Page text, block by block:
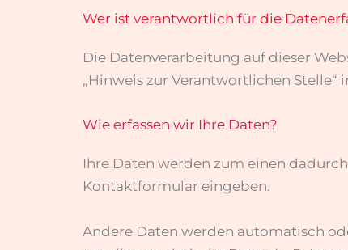
Wer ist verantwortlich für die
Die Datenverarbeitung auf dieser
„Hinweis zur Verantwortlichen
Wie erfassen wir Ihre Daten?
Ihre Daten werden zum einen
Kontaktformular eingeben.
Andere Daten werden automatisch